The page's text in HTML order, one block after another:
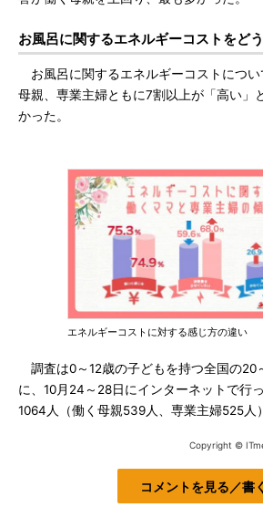
お風呂に関するエネルギーコストをど
お風呂に関するエネルギーコストについ
母親、専業主婦ともに7割以上が「高い」
かった。
エネルギーコストに対する感じ方の違い
調査は0～12歳の子どもを持つ全国の20
に、10月24～28日にインターネットで行
1064人（働く母親539人、専業主婦525人
Copyright ©
コメントを見る／書く